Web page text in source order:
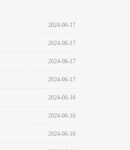
2024-06-17
2024-06-17
2024-06-17
2024-06-17
2024-06-16
2024-06-16
2024-06-16